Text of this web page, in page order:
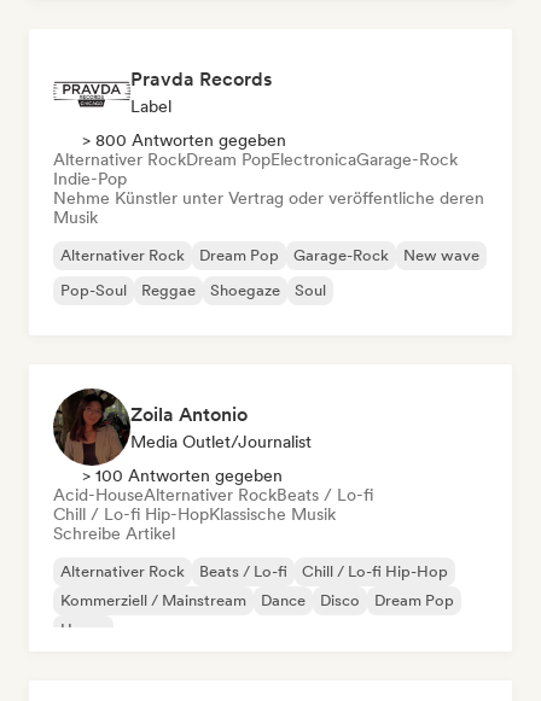
Pravda Records
Label
> 800 Antworten gegeben
Alternativer RockDream PopElectronicaGarage-Rock
Indie-Pop
Nehme Künstler unter Vertrag oder veröffentliche deren
Musik
Alternativer Rock Dream Pop Garage-Rock
New wave
Pop-Soul
Reggae Shoegaze Soul
Zoila Antonio
Media Outlet/Journalist
> 100 Antworten gegeben
Acid-HouseAlternativer RockBeats / Lo-fi
Chill / Lo-fi Hip-HopKlassische Musik
Schreibe Artikel
Alternativer Rock Beats / Lo-fi
Chill / Lo-fi Hip-Hop
Kommerziell / Mainstream
Dance Disco
Dream Pop
House